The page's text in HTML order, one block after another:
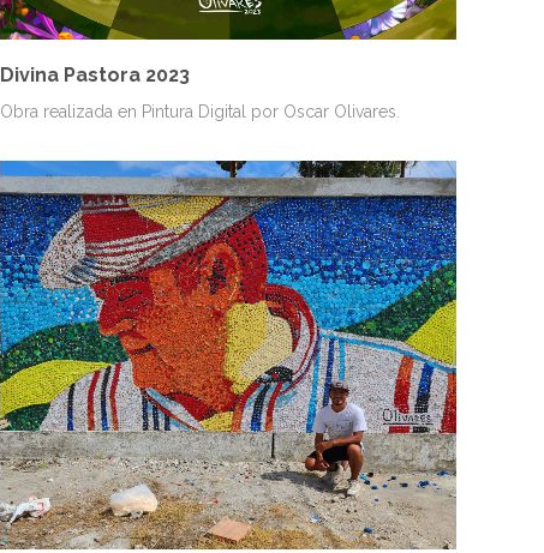
Divina Pastora 2023
Obra realizada en Pintura Digital por Oscar Olivares.
MURALES PERSONAJES